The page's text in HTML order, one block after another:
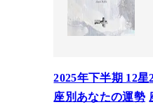
2025年下半期 12星
座別あなたの運勢